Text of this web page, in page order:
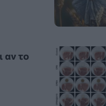
αν το